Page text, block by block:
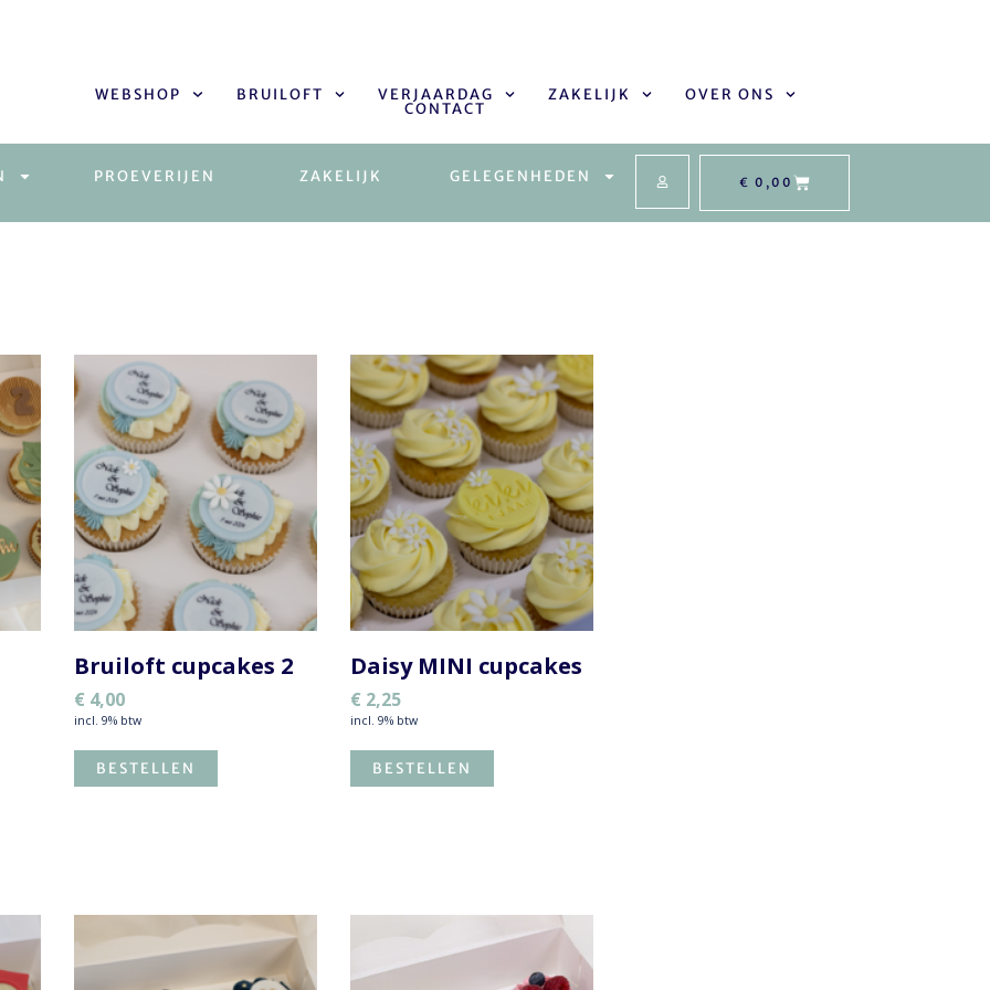
WEBSHOP BRUILOFT VERJAARDAG ZAKELIJK OVER ONS
CONTACT
PROEVERIJEN ZAKELIJK GELEGENHEDEN € 0,00
Bruiloft cupcakes 2
€ 4,00
incl. 9% btw
BESTELLEN
Daisy MINI cupcakes
€ 2,25
incl. 9% btw
BESTELLEN